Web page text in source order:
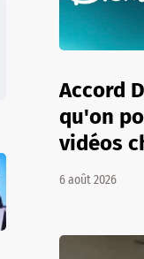
Accord
qu'on
vidéos
6 août 2026